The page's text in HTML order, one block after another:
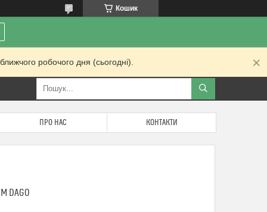
Кошик
робочого дня (сьогодні).
ПРО НАС КОНТАКТИ
DAGO